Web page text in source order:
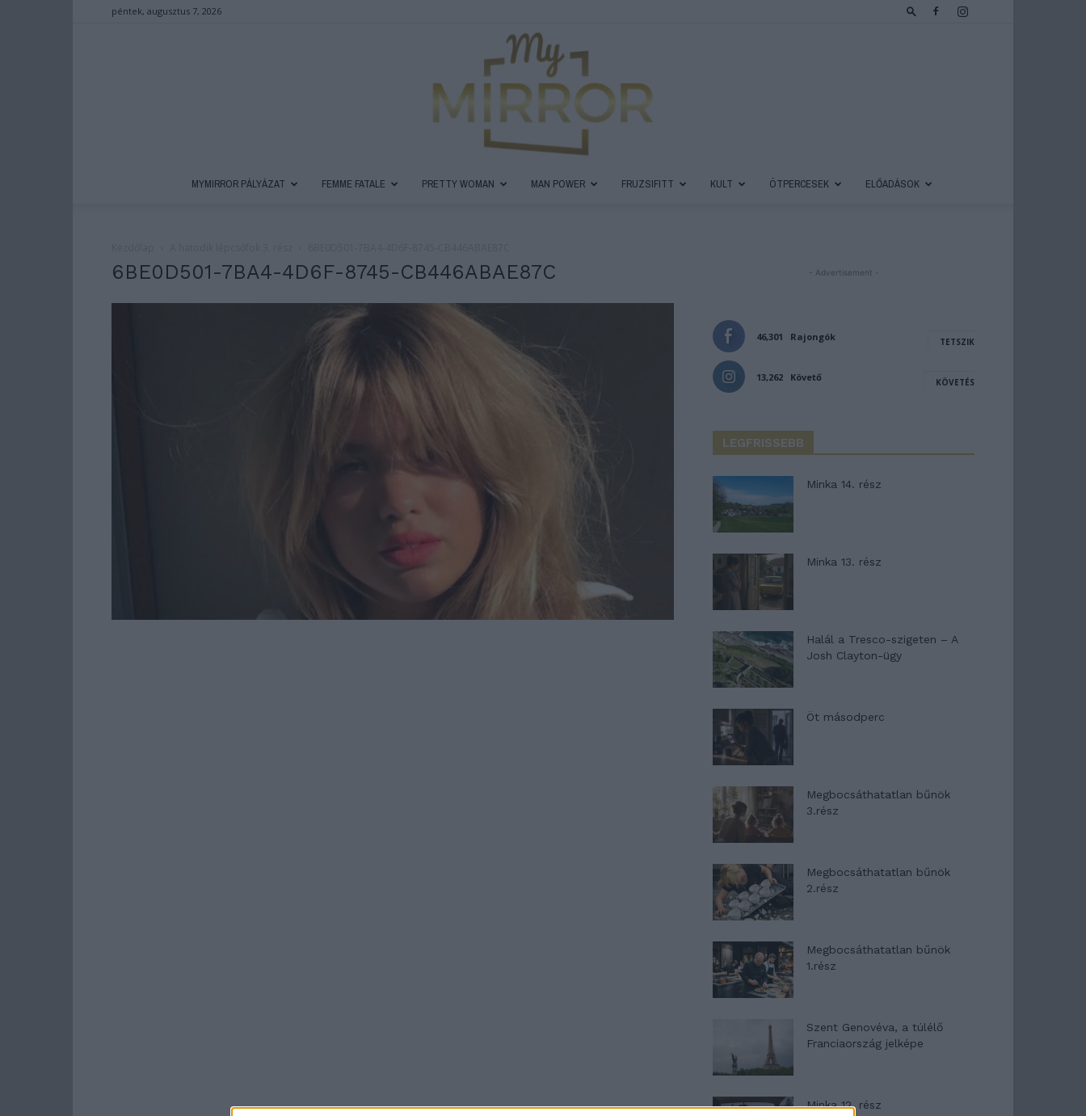
péntek, augusztus 7, 2026
MYMIRROR PÁLYÁZAT FEMME FATALE PRETTY WOMAN MAN POWER FRUZSIFITT KULT ÖTPERCESEK ELŐADÁSOK
6BE0D501-7BA4-4D6F-8745-CB446ABAE87C - Advertisement -
46,301 Rajongók TETSZIK
13,262 Követő KÖVETÉS
LEGFRISSEBB
Minka 14. rész
Minka 13. rész
Halál a Tresco-szigeten – A
Josh Clayton-ügy
Öt másodperc
Megbocsáthatatlan bűnök
3.rész
Megbocsáthatatlan bűnök
2.rész
Megbocsáthatatlan bűnök
1.rész
Szent Genovéva, a túlélő
Franciaország jelképe
Minka 12. rész